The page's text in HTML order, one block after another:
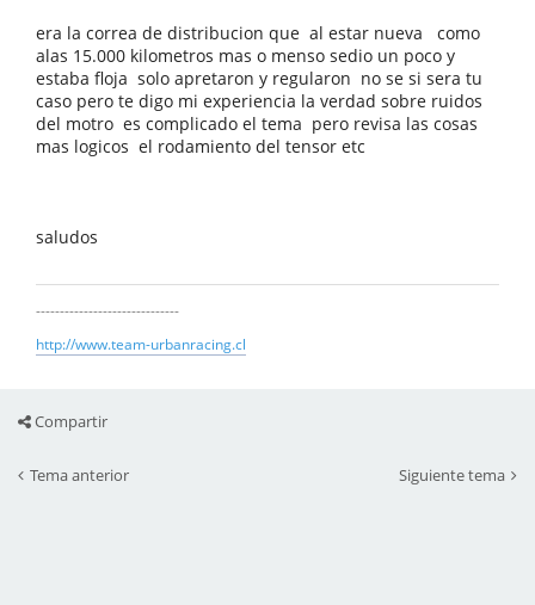
era la correa de distribucion que al estar nueva como
alas 15.000 kilometros mas o menso sedio un poco y
estaba floja solo apretaron y regularon no se si sera tu
caso pero te digo mi experiencia la verdad sobre ruidos
del motro es complicado el tema pero revisa las cosas
mas logicos el rodamiento del tensor etc
saludos
------------------------------
http://www.team-urbanracing.cl
Compartir
Tema anterior Siguiente tema